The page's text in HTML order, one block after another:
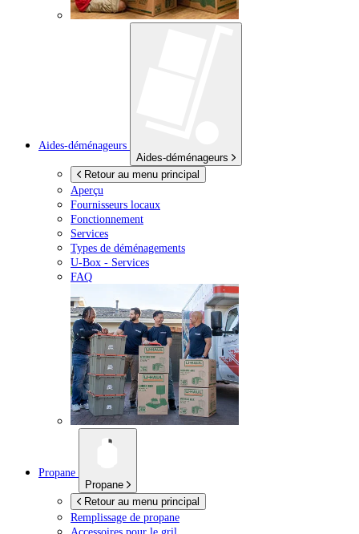
Aides-déménageurs
Aides-déménageurs
Retour au menu principal
Aperçu
Fournisseurs locaux
Fonctionnement
Services
Types de déménagements
U-Box - Services
FAQ
Propane
Propane
Retour au menu principal
Remplissage de propane
Accessoires pour le gril